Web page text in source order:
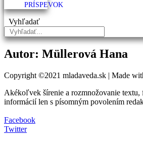
PRÍSPEVOK
Vyhľadať
Autor: Müllerová Hana
Copyright ©2021 mladaveda.sk | Made
Akékoľvek šírenie a rozmnožovanie
informácií len s písomným povolením
Facebook
Twitter